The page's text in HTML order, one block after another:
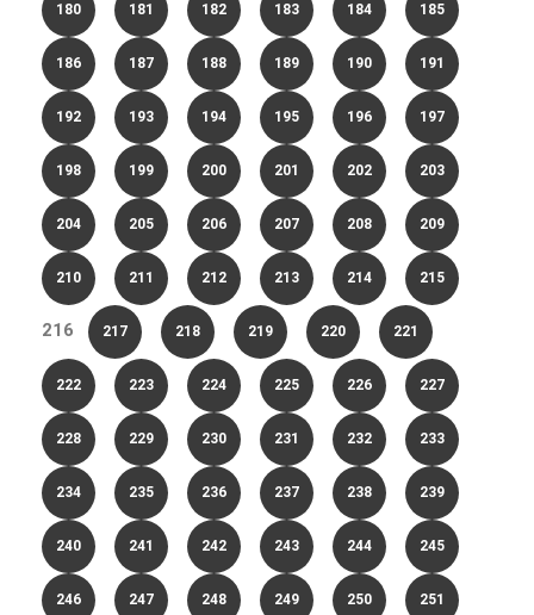
180 181 182 183 184 185
186 187 188 189 190 191
192 193 194 195 196 197
198 199 200 201 202 203
204 205 206 207 208 209
210 211 212 213 214 215
216 217 218 219 220 221
222 223 224 225 226 227
228 229 230 231 232 233
234 235 236 237 238 239
240 241 242 243 244 245
246 247 248 249 250 251